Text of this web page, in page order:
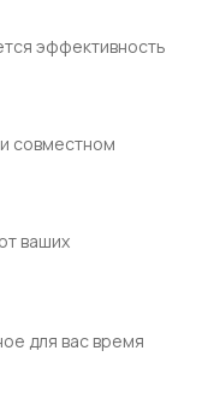
эффективность
совместном
ваших
для вас время